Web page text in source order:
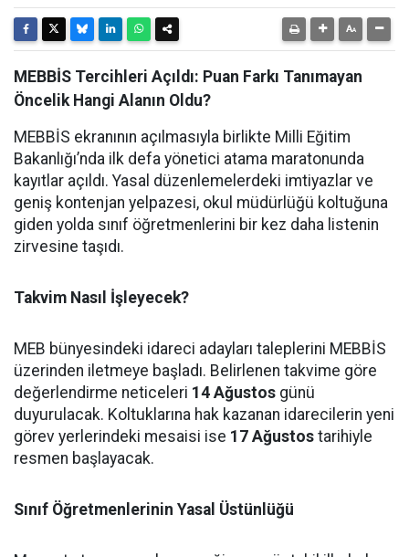
MEBBİS Tercihleri Açıldı: Puan Farkı Tanımayan
Öncelik Hangi Alanın Oldu?
MEBBİS ekranının açılmasıyla birlikte Milli Eğitim
Bakanlığı’nda ilk defa yönetici atama maratonunda
kayıtlar açıldı. Yasal düzenlemelerdeki imtiyazlar ve
geniş kontenjan yelpazesi, okul müdürlüğü koltuğuna
giden yolda sınıf öğretmenlerini bir kez daha listenin
zirvesine taşıdı.
Takvim Nasıl İşleyecek?
MEB bünyesindeki idareci adayları taleplerini MEBBİS
üzerinden iletmeye başladı. Belirlenen takvime göre
değerlendirme neticeleri 14 Ağustos günü
duyurulacak. Koltuklarına hak kazanan idarecilerin yeni
görev yerlerindeki mesaisi ise 17 Ağustos tarihiyle
resmen başlayacak.
Sınıf Öğretmenlerinin Yasal Üstünlüğü